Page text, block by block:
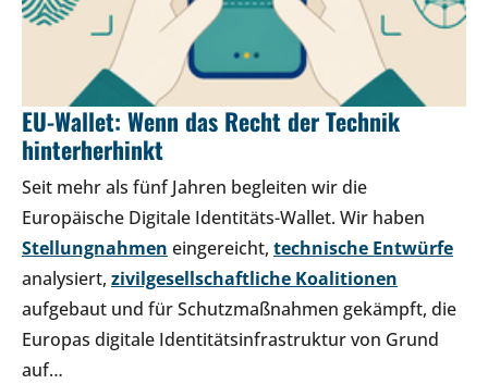
EU-Wallet: Wenn das Recht der Technik
hinterherhinkt
Seit mehr als fünf Jahren begleiten wir die
Europäische Digitale Identitäts-Wallet. Wir haben
Stellungnahmen eingereicht, technische Entwürfe
analysiert, zivilgesellschaftliche Koalitionen
aufgebaut und für Schutzmaßnahmen gekämpft, die
Europas digitale Identitätsinfrastruktur von Grund
auf…